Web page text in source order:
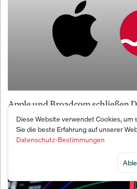
Apple und Broadcom schließen
America-Comeback beginnt
Diese Website verwendet Cookies, um
Sie die beste Erfahrung auf unserer
Datenschutz-Bestimmungen